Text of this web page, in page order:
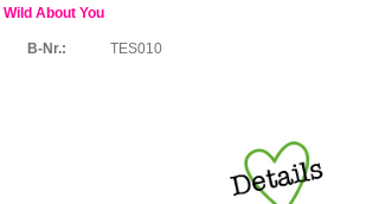
Wild About You
B-Nr.: TES010